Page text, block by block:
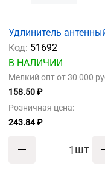
Удлинитель
Код: 51692
В НАЛИЧИИ
Мелкий опт от 30 000
158.50 ₽
Розничная цена:
243.84 ₽
шт